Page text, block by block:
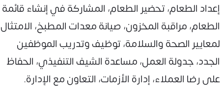
إعداد الطعام، تحضير الطعام، المشاركة في إنشاء قائمة
الطعام، مراقبة المخزون، صيانة معدات المطبخ، الامتثال
لمعايير الصحة والسلامة، توظيف وتدريب الموظفين
الجدد، جدولة العمل، مساعدة الشيف التنفيذي، الحفاظ
على رضا العملاء، إدارة الأزمات، التعاون مع الإدارة.